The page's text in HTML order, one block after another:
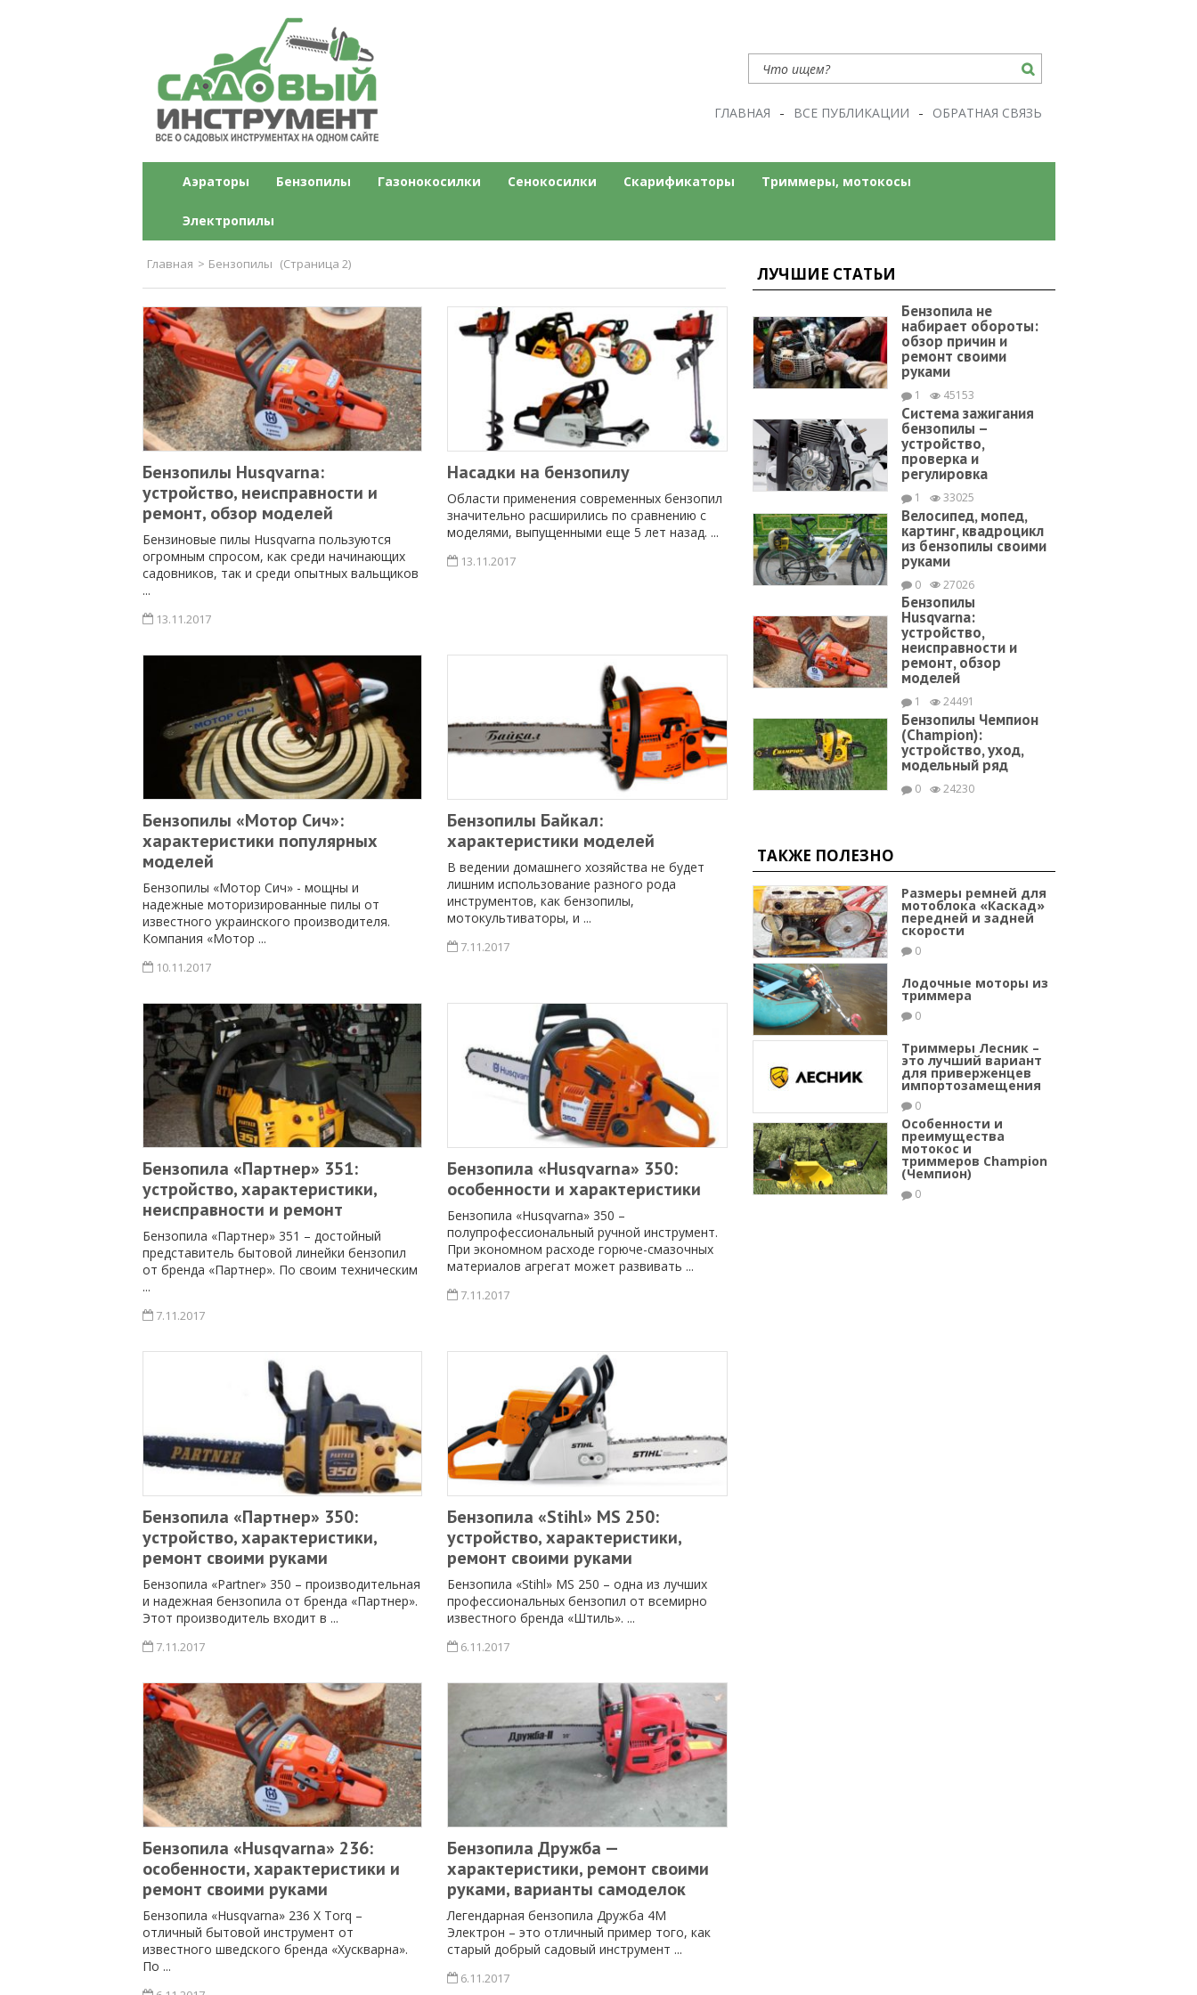
Садовый инструмент
Все о садовых инструментах на одном сайте
ГЛАВНАЯ ВСЕ ПУБЛИКАЦИИ ОБРАТНАЯ СВЯЗЬ
Аэраторы Бензопилы Газонокосилки Сенокосилки Скарификаторы Триммеры, мотокосы
Электропилы
Главная > Бензопилы (Страница 2)
Бензопилы Husqvarna:
устройство, неисправности и
ремонт, обзор моделей
Бензиновые пилы Husqvarna пользуются
огромным спросом, как среди начинающих
садовников, так и среди опытных вальщиков
...
13.11.2017
Насадки на бензопилу
Области применения современных бензопил
значительно расширились по сравнению с
моделями, выпущенными еще 5 лет назад. ...
13.11.2017
Бензопилы «Мотор Сич»:
характеристики популярных
моделей
Бензопилы «Мотор Сич» - мощны и
надежные моторизированные пилы от
известного украинского производителя.
Компания «Мотор ...
10.11.2017
Бензопилы Байкал:
характеристики моделей
В ведении домашнего хозяйства не будет
лишним использование разного рода
инструментов, как бензопилы,
мотокультиваторы, и ...
7.11.2017
Бензопила «Партнер» 351:
устройство, характеристики,
неисправности и ремонт
Бензопила «Партнер» 351 – достойный
представитель бытовой линейки бензопил
от бренда «Партнер». По своим техническим
...
7.11.2017
Бензопила «Husqvarna» 350:
особенности и характеристики
Бензопила «Husqvarna» 350 –
полупрофессиональный ручной инструмент.
При экономном расходе горюче-смазочных
материалов агрегат может развивать ...
7.11.2017
Бензопила «Партнер» 350:
устройство, характеристики,
ремонт своими руками
Бензопила «Partner» 350 – производительная
и надежная бензопила от бренда «Партнер».
Этот производитель входит в ...
7.11.2017
Бензопила «Stihl» MS 250:
устройство, характеристики,
ремонт своими руками
Бензопила «Stihl» MS 250 – одна из лучших
профессиональных бензопил от всемирно
известного бренда «Штиль». ...
6.11.2017
Бензопила «Husqvarna» 236:
особенности, характеристики и
ремонт своими руками
Бензопила «Husqvarna» 236 X Torq –
отличный бытовой инструмент от
известного шведского бренда «Хускварна».
По ...
Бензопила Дружба —
характеристики, ремонт своими
руками, варианты самоделок
Легендарная бензопила Дружба 4М
Электрон – это отличный пример того, как
старый добрый садовый инструмент ...
6.11.2017
ЛУЧШИЕ СТАТЬИ
Бензопила не
набирает обороты:
обзор причин и
ремонт своими
руками
1 45153
Система зажигания
бензопилы –
устройство,
проверка и
регулировка
1 33025
Велосипед, мопед,
картинг, квадроцикл
из бензопилы своими
руками
0 27026
Бензопилы
Husqvarna:
устройство,
неисправности и
ремонт, обзор
моделей
1 24491
Бензопилы Чемпион
(Champion):
устройство, уход,
модельный ряд
0 24230
ТАКЖЕ ПОЛЕЗНО
Размеры ремней для
мотоблока «Каскад»
передней и задней
скорости
0
Лодочные моторы из
триммера
0
Триммеры Лесник –
это лучший вариант
для приверженцев
импортозамещения
0
Особенности и
преимущества
мотокос и
триммеров Champion
(Чемпион)
0